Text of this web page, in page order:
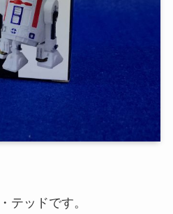
テッドです。